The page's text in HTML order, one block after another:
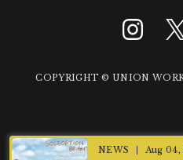
Aug 04,
COPYRIGHT © UNION